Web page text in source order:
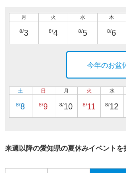
月
8/3
火
8/4
水
8/5
木
8/6
今年のお盆
土
8/8
日
8/9
月
8/10
火
8/11
水
8/12
来週以降の愛知県の夏休みイベントを